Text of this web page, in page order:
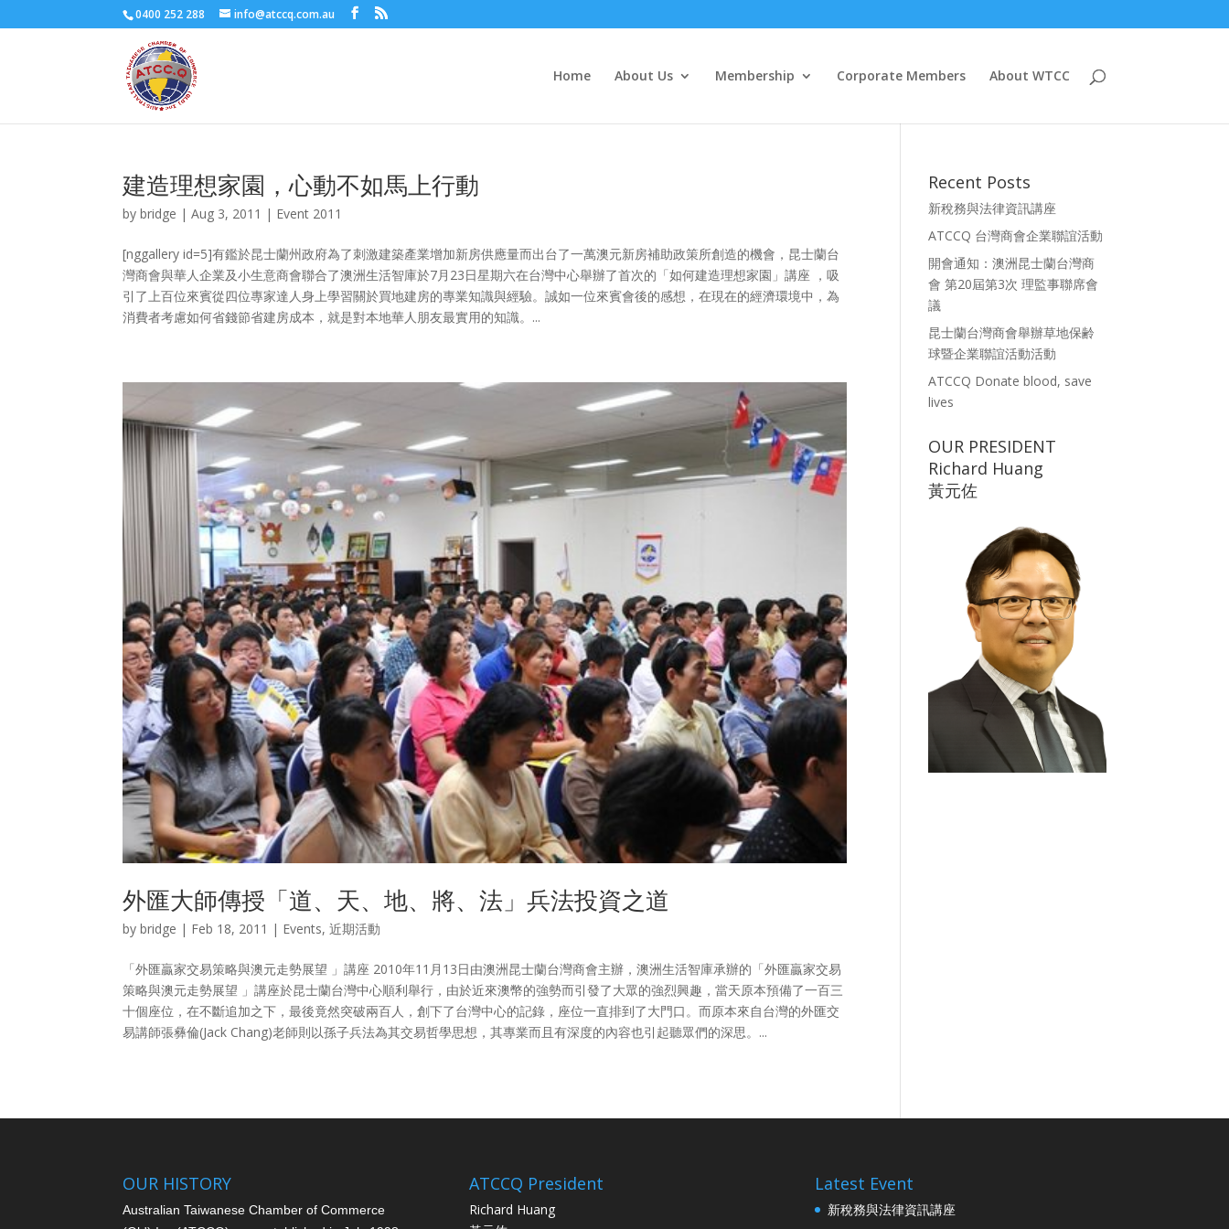
0400 252 288 info@atccq.com.au
Home About Us Membership Corporate Members About WTCC
建造理想家園，心動不如馬上行動
bybridge |Aug 3, 2011 | Event 2011
[nggallery id=5]有鑑於昆士蘭州政府為了刺激建築產業增加新房供應量而出台了一萬澳元新房補助政策所創造的機會，昆士蘭台
灣商會與華人企業及小生意商會聯合了澳洲生活智庫於7月23日星期六在台灣中心舉辦了首次的「如何建造理想家園」講座 ，吸
引了上百位來賓從四位專家達人身上學習關於買地建房的專業知識與經驗。誠如一位來賓會後的感想，在現在的經濟環境中，為
消費者考慮如何省錢節省建房成本，就是對本地華人朋友最實用的知識。...
外匯大師傳授「道、天、地、將、法」兵法投資之道
bybridge | Feb 18, 2011 | Events,近期活動
「外匯贏家交易策略與澳元走勢展望 」講座 2010年11月13日由澳洲昆士蘭台灣商會主辦，澳洲生活智庫承辦的「外匯贏家交易
策略與澳元走勢展望 」講座於昆士蘭台灣中心順利舉行，由於近來澳幣的強勢而引發了大眾的強烈興趣，當天原本預備了一百三
十個座位，在不斷追加之下，最後竟然突破兩百人，創下了台灣中心的記錄，座位一直排到了大門口。而原本來自台灣的外匯交
易講師張彝倫(Jack Chang)老師則以孫子兵法為其交易哲學思想，其專業而且有深度的內容也引起聽眾們的深思。...
Recent Posts
新稅務與法律資訊講座
ATCCQ 台灣商會企業聯誼活動
開會通知：澳洲昆士蘭台灣商
會 第20屆第3次 理監事聯席會
議
昆士蘭台灣商會舉辦草地保齢
球暨企業聯誼活動活動
ATCCQ Donate blood, save
lives
OUR PRESIDENT
Richard Huang
黃元佐
OUR HISTORY
Australian Taiwanese Chamber of Commerce
ATCCQ President
Richard Huang
Latest Event
新稅務與法律資訊講座